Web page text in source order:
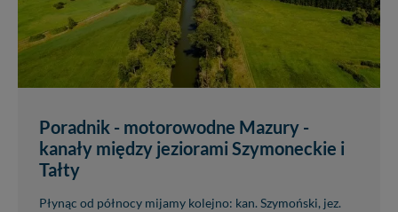
Poradnik - motorowodne Mazury -
kanały między jeziorami Szymoneckie i
Tałty
Płynąc od północy mijamy kolejno: kan. Szymoński, jez.